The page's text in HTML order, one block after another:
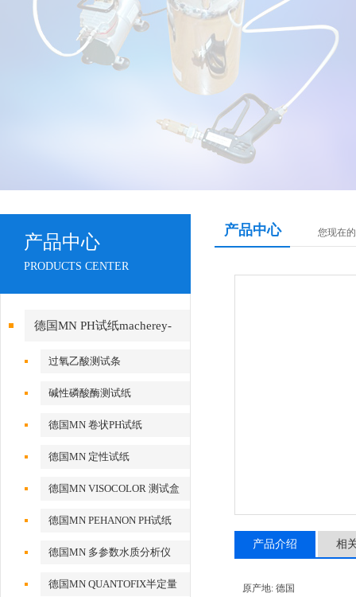
产品中心
PRODUCTS CENTER
德国MN PH试纸macherey-
nagel过氧乙酸测试条
碱性磷酸酶测试纸
德国MN 卷状PH试纸
德国MN 定性试纸
德国MN VISOCOLOR 测试盒
德国MN PEHANON PH试纸
德国MN 多参数水质分析仪
德国MN QUANTOFIX半定量
产品中心 您现在
产品介绍 相
原产地: 德国